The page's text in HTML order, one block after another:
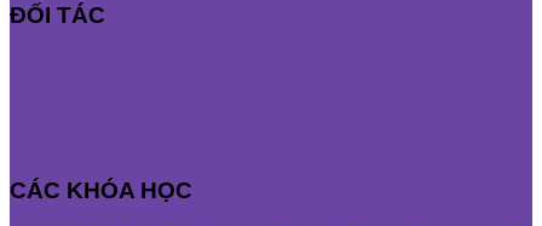
ĐỐI TÁC
CÁC KHÓA HỌC